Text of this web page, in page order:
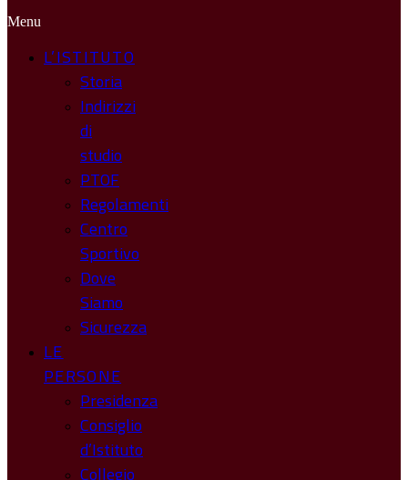
Menu
L’ISTITUTO
Storia
Indirizzi
di
studio
PTOF
Regolamenti
Centro
Sportivo
Dove
Siamo
Sicurezza
LE
PERSONE
Presidenza
Consiglio
d’Istituto
Collegio